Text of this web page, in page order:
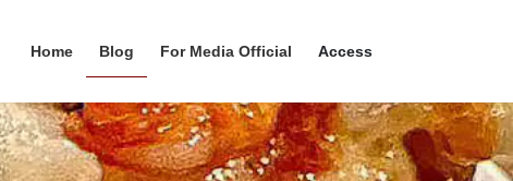
Home Blog For Media Official Access